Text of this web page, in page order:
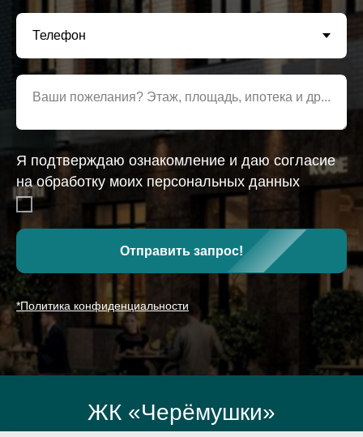
Ваши пожелания? Этаж, площадь, ипотека и др...
Я подтверждаю ознакомление и даю согласие
на обработку моих персональных данных
Отправить запрос!
*Политика конфиденциальности
ЖК «Черёмушки»